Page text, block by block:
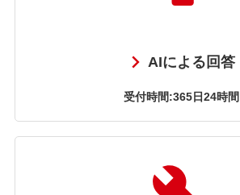
AIによる回答
受付時間:365日24時間